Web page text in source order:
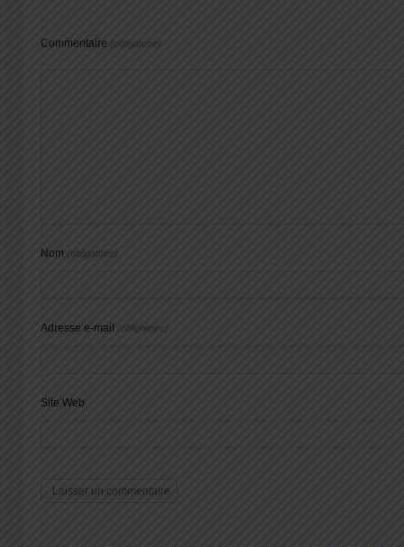
Commentaire (obligatoire)
Nom (obligatoire)
Adresse e-mail (obligatoire)
Site Web